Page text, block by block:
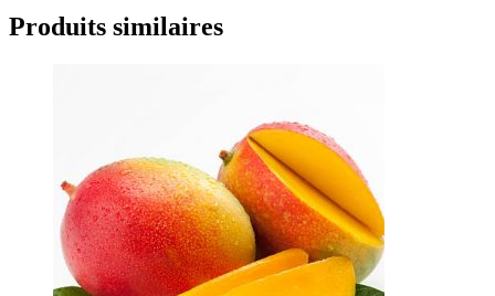
Produits similaires